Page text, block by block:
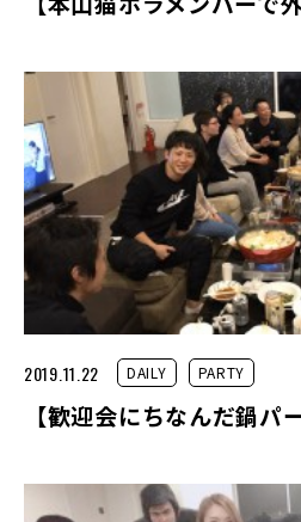
2019.11.22 DAILY PARTY
【歓迎会にちなんだ鍋パ